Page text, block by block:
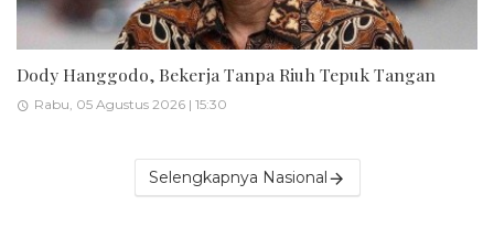
Dody Hanggodo, Bekerja Tanpa Riuh Tepuk Tangan
Rabu, 05 Agustus 2026 | 15:30
Selengkapnya Nasional